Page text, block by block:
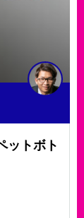
ットボト